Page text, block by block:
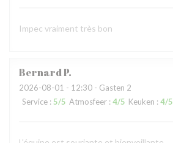
Impec vraiment très bon
BernardP
2026-08-01 - 12:30 - Gasten 2
Service : 5/5 Atmosfeer : 4/5 Keuken : 4/5